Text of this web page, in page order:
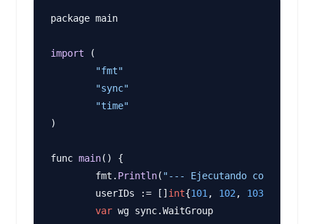
package main
import (
"fmt"
"sync"
"time"
)
func main() {
	fmt.
Println( "--- Ejecutando con Go <
	userIDs := []
int{101 , 102 , 103
var wg sync.WaitGroup